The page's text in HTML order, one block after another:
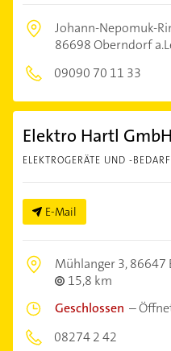
Johann-Nepomuk-
86698 Oberndorf
09090 70 11 33
Elektro Hartl GmbH
ELEKTROGERÄTE UND -BEDARF
E-Mail
Mühlanger 3,86647
15,8 km
Geschlossen –
08274 2 42